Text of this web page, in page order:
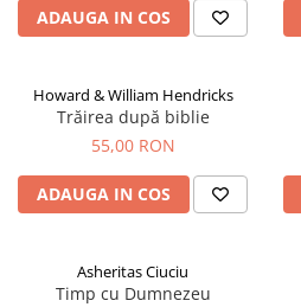
ADAUGA IN COS
Howard & William Hendricks
Trăirea după biblie
55,00 RON
ADAUGA IN COS
Asheritas Ciuciu
Timp cu Dumnezeu